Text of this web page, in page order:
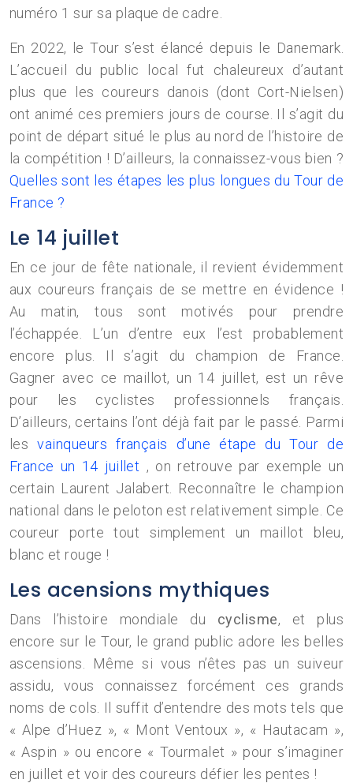
numéro 1 sur sa plaque de cadre.
En 2022, le Tour s’est élancé depuis le Danemark.
L’accueil du public local fut chaleureux d’autant
plus que les coureurs danois (dont Cort-Nielsen)
ont animé ces premiers jours de course. Il s’agit du
point de départ situé le plus au nord de l’histoire de
la compétition ! D’ailleurs, la connaissez-vous bien ?
Quelles sont les étapes les plus longues du Tour de
France ?
Le 14 juillet
En ce jour de fête nationale, il revient évidemment
aux coureurs français de se mettre en évidence !
Au matin, tous sont motivés pour prendre
l’échappée. L’un d’entre eux l’est probablement
encore plus. Il s’agit du champion de France.
Gagner avec ce maillot, un 14 juillet, est un rêve
pour les cyclistes professionnels français.
D’ailleurs, certains l’ont déjà fait par le passé. Parmi
lesvainqueurs français d’une étape du Tour de
France un 14 juillet , on retrouve par exemple un
certain Laurent Jalabert. Reconnaître le champion
national dans le peloton est relativement simple. Ce
coureur porte tout simplement un maillot bleu,
blanc et rouge !
Les acensions mythiques
Dans l’histoire mondiale du cyclisme, et plus
encore sur le Tour, le grand public adore les belles
ascensions. Même si vous n’êtes pas un suiveur
assidu, vous connaissez forcément ces grands
noms de cols. Il suffit d’entendre des mots tels que
« Alpe d’Huez », « Mont Ventoux », « Hautacam »,
« Aspin » ou encore « Tourmalet » pour s’imaginer
en juillet et voir des coureurs défier les pentes !